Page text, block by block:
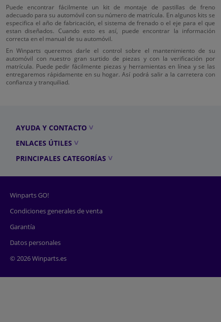
Puede encontrar fácilmente un kit de montaje de pastillas de freno
adecuado para su automóvil con su número de matrícula. En algunos kits se
especifica el año de fabricación, el sistema de frenado o el eje para el que
estan diseñados. Cuando esto es así, puede encontrar la información
correcta en el manual de su automóvil.
En Winparts queremos darle el control sobre el mantenimiento de su
automóvil con nuestro gran surtido de piezas y con la verificación por
matrícula. Puede pedir fácilmente piezas y herramientas en línea y se las
entregaremos rápidamente en su hogar. Así podrá salir a la carretera con
confianza y tranquiliad.
AYUDA Y CONTACTO
ENLACES ÚTILES
PRINCIPALES CATEGORÍAS
Winparts GO!
Condiciones generales de venta
Garantía
Datos personales
© 2026 Winparts.es